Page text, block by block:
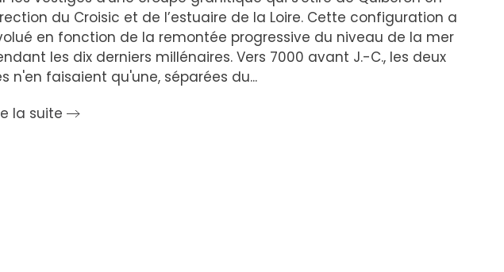
du Croisic et de l’estuaire de la Loire. Cette configuration a
en fonction de la remontée progressive du niveau de la mer
les dix derniers millénaires. Vers 7000 avant J.-C., les deux
n'en faisaient qu'une, séparées du...
la suite